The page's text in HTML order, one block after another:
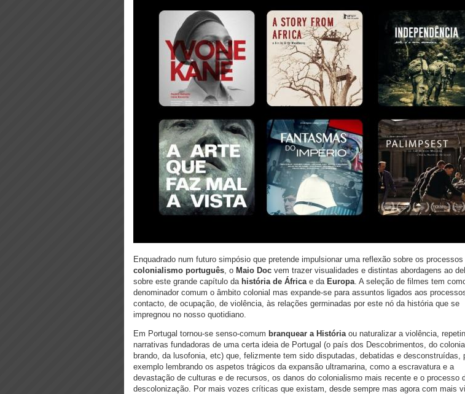
Enquadrado num futuro simpósio que pretende impulsionar uma reflexão sobre os processos
colonialismo português, o Maio Doc vem trazer visualidades e distintas abordagens ao
sobre este grande capítulo da história de Áfricae da Europa. A seleção de filmes tem
denominador comum o âmbito colonial mas expande-se para assuntos ligados aos
contacto, de ocupação, de violência, às relações germinadas por este nó da história que se
impregnou no nosso quotidiano.
Em Portugal tornou-se senso-comum branquear a Históriaou naturalizar a violência,
narrativas fundadoras de uma certa ideia de Portugal (o país dos Descobrimentos, do
brando, da lusofonia, etc) que, felizmente tem sido disputadas, debatidas e desconstruídas,
exemplo lembrando os aspetos trágicos da expansão ultramarina, como a escravatura e a
devastação de culturas e de recursos, os danos do colonialismo mais recente e o processo
descolonização. Por mais vozes críticas que existam, desde sempre mas agora com mais